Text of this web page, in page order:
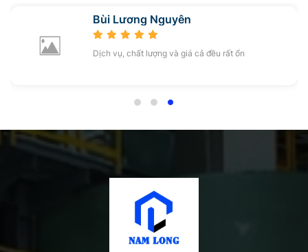
Bùi Lương Nguyên
Dịch vụ, chất lượng và giá cả đều rất ổn